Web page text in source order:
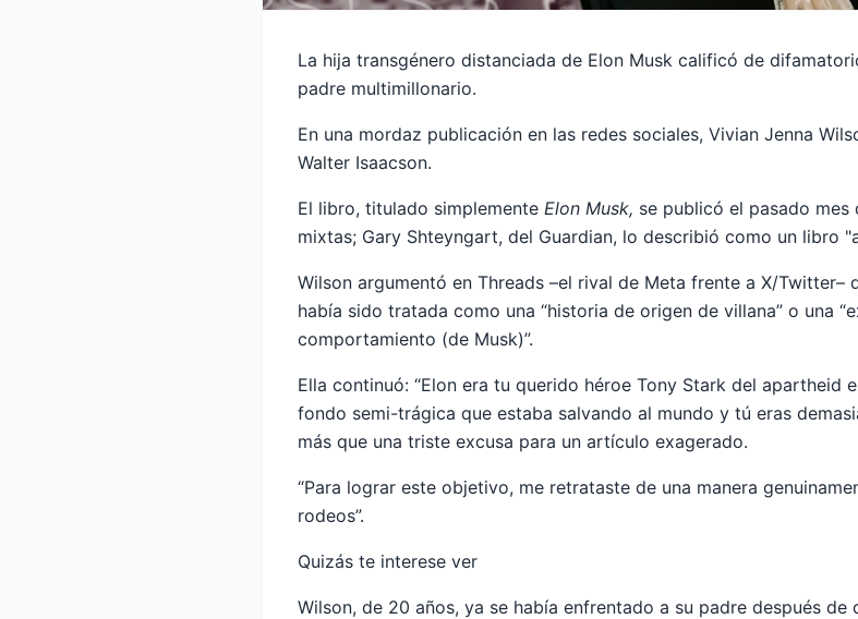
La hija transgénero distanciada de Elon Musk calificó de
padre multimillonario.
En una mordaz publicación en las redes sociales, Vivian Jenna
Walter Isaacson.
El libro, titulado simplemente Elon Musk, se publicó el pasado
mixtas; Gary Shteyngart, del Guardian, lo describió como un libro
Wilson argumentó en Threads –el rival de Meta frente a X/
había sido tratada como una “historia de origen de villana” o una
comportamiento (de Musk)”.
Ella continuó: “Elon era tu querido héroe Tony Stark del apartheid
fondo semi-trágica que estaba salvando al mundo y tú eras
más que una triste excusa para un artículo exagerado.
“Para lograr este objetivo, me retrataste de una manera
rodeos”.
Quizás te interese ver
Wilson, de 20 años, ya se había enfrentado a su padre después de